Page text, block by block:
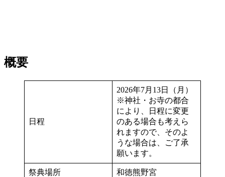
概要
日程
2026年7月13日（月）
※神社・お寺の都合
により、日程に変更
のある場合も考えら
れますので、そのよ
うな場合は、ご了承
願います。
祭典場所 和徳熊野宮